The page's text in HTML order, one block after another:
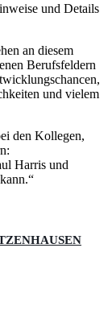
und Details
an diesem
Berufsfeldern
und vielem
den Kollegen,
Harris und